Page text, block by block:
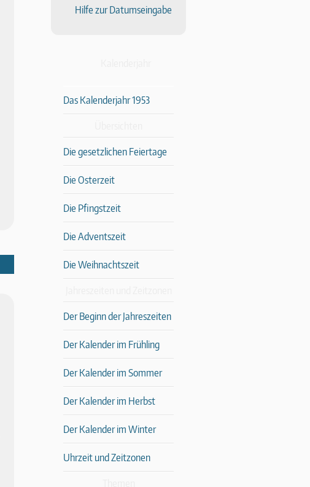
Hilfe zur Datumseingabe
Das Kalenderjahr 1953
Die gesetzlichen Feiertage
Die Osterzeit
Die Pfingstzeit
Die Adventszeit
Die Weihnachtszeit
Der Beginn der Jahreszeiten
Der Kalender im Frühling
Der Kalender im Sommer
Der Kalender im Herbst
Der Kalender im Winter
Uhrzeit und Zeitzonen